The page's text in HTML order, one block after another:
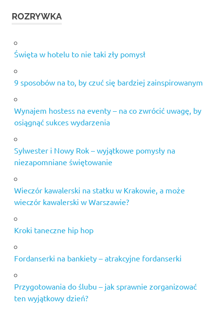
ROZRYWKA
Święta w hotelu to nie taki zły pomysł
9 sposobów na to, by czuć się bardziej zainspirowanym
Wynajem hostess na eventy – na co zwrócić uwagę, by
osiągnąć sukces wydarzenia
Sylwester i Nowy Rok – wyjątkowe pomysły na
niezapomniane świętowanie
Wieczór kawalerski na statku w Krakowie, a może
wieczór kawalerski w Warszawie?
Kroki taneczne hip hop
Fordanserki na bankiety – atrakcyjne fordanserki
Przygotowania do ślubu – jak sprawnie zorganizować
ten wyjątkowy dzień?